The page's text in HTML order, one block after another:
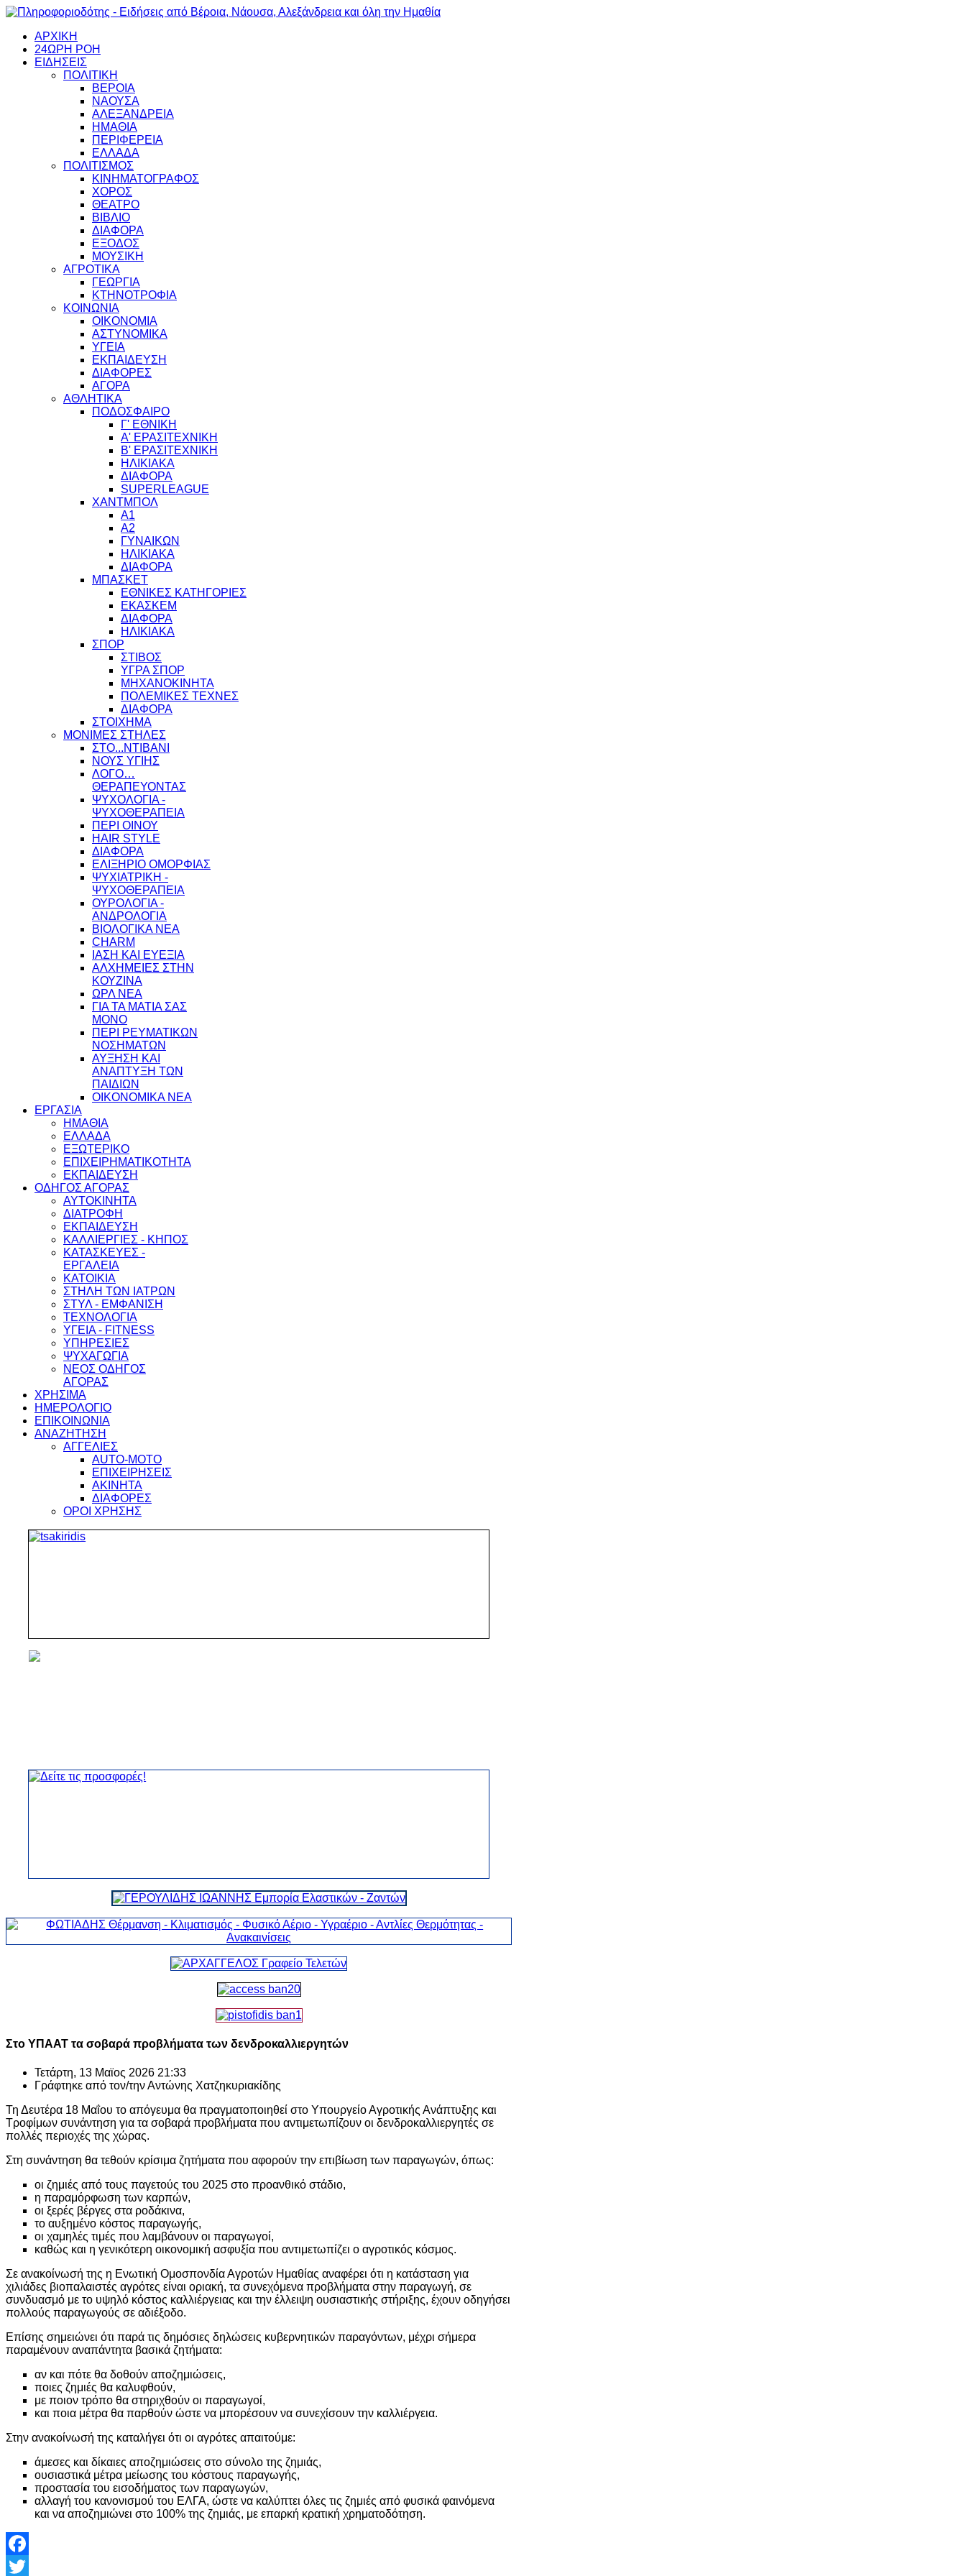
ΑΡΧΙΚΗ
24ΩΡΗ ΡΟΗ
ΕΙΔΗΣΕΙΣ
ΠΟΛΙΤΙΚΗ
ΒΕΡΟΙΑ
ΝΑΟΥΣΑ
ΑΛΕΞΑΝΔΡΕΙΑ
ΗΜΑΘΙΑ
ΠΕΡΙΦΕΡΕΙΑ
ΕΛΛΑΔΑ
ΠΟΛΙΤΙΣΜΟΣ
ΚΙΝΗΜΑΤΟΓΡΑΦΟΣ
ΧΟΡΟΣ
ΘΕΑΤΡΟ
ΒΙΒΛΙΟ
ΔΙΑΦΟΡΑ
ΕΞΟΔΟΣ
ΜΟΥΣΙΚΗ
ΑΓΡΟΤΙΚΑ
ΓΕΩΡΓΙΑ
ΚΤΗΝΟΤΡΟΦΙΑ
ΚΟΙΝΩΝΙΑ
ΟΙΚΟΝΟΜΙΑ
ΑΣΤΥΝΟΜΙΚΑ
ΥΓΕΙΑ
ΕΚΠΑΙΔΕΥΣΗ
ΔΙΑΦΟΡΕΣ
ΑΓΟΡΑ
ΑΘΛΗΤΙΚΑ
ΠΟΔΟΣΦΑΙΡΟ
Γ' ΕΘΝΙΚΗ
Α' ΕΡΑΣΙΤΕΧΝΙΚΗ
Β' ΕΡΑΣΙΤΕΧΝΙΚΗ
ΗΛΙΚΙΑΚΑ
ΔΙΑΦΟΡΑ
SUPERLEAGUE
ΧΑΝΤΜΠΟΛ
Α1
Α2
ΓΥΝΑΙΚΩΝ
ΗΛΙΚΙΑΚΑ
ΔΙΑΦΟΡΑ
ΜΠΑΣΚΕΤ
ΕΘΝΙΚΕΣ ΚΑΤΗΓΟΡΙΕΣ
ΕΚΑΣΚΕΜ
ΔΙΑΦΟΡΑ
ΗΛΙΚΙΑΚΑ
ΣΠΟΡ
ΣΤΙΒΟΣ
ΥΓΡΑ ΣΠΟΡ
ΜΗΧΑΝΟΚΙΝΗΤΑ
ΠΟΛΕΜΙΚΕΣ ΤΕΧΝΕΣ
ΔΙΑΦΟΡΑ
ΣΤΟΙΧΗΜΑ
ΜΟΝΙΜΕΣ ΣΤΗΛΕΣ
ΣΤΟ...ΝΤΙΒΑΝΙ
ΝΟΥΣ ΥΓΙΗΣ
ΛΟΓΟ…
ΘΕΡΑΠΕΥΟΝΤΑΣ
ΨΥΧΟΛΟΓΙΑ -
ΨΥΧΟΘΕΡΑΠΕΙΑ
ΠΕΡΙ ΟΙΝΟΥ
HAIR STYLE
ΔΙΑΦΟΡΑ
ΕΛΙΞΗΡΙΟ ΟΜΟΡΦΙΑΣ
ΨΥΧΙΑΤΡΙΚΗ -
ΨΥΧΟΘΕΡΑΠΕΙΑ
ΟΥΡΟΛΟΓΙΑ -
ΑΝΔΡΟΛΟΓΙΑ
ΒΙΟΛΟΓΙΚΑ ΝΕΑ
CHARM
ΙΑΣΗ ΚΑΙ ΕΥΕΞΙΑ
ΑΛΧΗΜΕΙΕΣ ΣΤΗΝ
ΚΟΥΖΙΝΑ
ΩΡΛ ΝEA
ΓΙΑ ΤΑ ΜΑΤΙΑ ΣΑΣ
ΜΟΝΟ
ΠΕΡΙ ΡΕΥΜΑΤΙΚΩΝ
ΝΟΣΗΜΑΤΩΝ
ΑΥΞΗΣΗ ΚΑΙ
ΑΝΑΠΤΥΞΗ ΤΩΝ
ΠΑΙΔΙΩΝ
ΟΙΚΟΝΟΜΙΚΑ ΝΕΑ
ΕΡΓΑΣΙΑ
ΗΜΑΘΙΑ
ΕΛΛΑΔΑ
ΕΞΩΤΕΡΙΚΟ
ΕΠΙΧΕΙΡΗΜΑΤΙΚΟΤΗΤΑ
ΕΚΠΑΙΔΕΥΣΗ
ΟΔΗΓΟΣ ΑΓΟΡΑΣ
ΑΥΤΟΚΙΝΗΤΑ
ΔΙΑΤΡΟΦΗ
ΕΚΠΑΙΔΕΥΣΗ
ΚΑΛΛΙΕΡΓΙΕΣ - ΚΗΠΟΣ
ΚΑΤΑΣΚΕΥΕΣ -
ΕΡΓΑΛΕΙΑ
ΚΑΤΟΙΚΙΑ
ΣΤΗΛΗ ΤΩΝ ΙΑΤΡΩΝ
ΣΤΥΛ - ΕΜΦΑΝΙΣΗ
ΤΕΧΝΟΛΟΓΙΑ
ΥΓΕΙΑ - FITNESS
ΥΠΗΡΕΣΙΕΣ
ΨΥΧΑΓΩΓΙΑ
ΝΕΟΣ ΟΔΗΓΟΣ
ΑΓΟΡΑΣ
ΧΡΗΣΙΜΑ
ΗΜΕΡΟΛΟΓΙΟ
ΕΠΙΚΟΙΝΩΝΙΑ
ΑΝΑΖΗΤΗΣΗ
ΑΓΓΕΛΙΕΣ
AUTO-MOTO
ΕΠΙΧΕΙΡΗΣΕΙΣ
ΑΚΙΝΗΤΑ
ΔΙΑΦΟΡΕΣ
ΟΡΟΙ ΧΡΗΣΗΣ
Στο ΥΠΑΑΤ τα σοβαρά προβλήματα των δενδροκαλλιεργητών
Τετάρτη, 13 Μαϊος 2026 21:33
Γράφτηκε από τον/τηνΑντώνης Χατζηκυριακίδης
Τη Δευτέρα 18 Μαΐου το απόγευμα θα πραγματοποιηθεί στο Υπουργείο Αγροτικής Ανάπτυξης και
Τροφίμων συνάντηση για τα σοβαρά προβλήματα που αντιμετωπίζουν οι δενδροκαλλιεργητές σε
πολλές περιοχές της χώρας.
Στη συνάντηση θα τεθούν κρίσιμα ζητήματα που αφορούν την επιβίωση των παραγωγών, όπως:
οι ζημιές από τους παγετούς του 2025 στο προανθικό στάδιο,
η παραμόρφωση των καρπών,
οι ξερές βέργες στα ροδάκινα,
το αυξημένο κόστος παραγωγής,
οι χαμηλές τιμές που λαμβάνουν οι παραγωγοί,
καθώς και η γενικότερη οικονομική ασφυξία που αντιμετωπίζει ο αγροτικός κόσμος.
Σε ανακοίνωσή της η Ενωτική Ομοσπονδία Αγροτών Ημαθίας αναφέρει ότι η κατάσταση για
χιλιάδες βιοπαλαιστές αγρότες είναι οριακή, τα συνεχόμενα προβλήματα στην παραγωγή, σε
συνδυασμό με το υψηλό κόστος καλλιέργειας και την έλλειψη ουσιαστικής στήριξης, έχουν οδηγήσει
πολλούς παραγωγούς σε αδιέξοδο.
Επίσης σημειώνει ότι παρά τις δημόσιες δηλώσεις κυβερνητικών παραγόντων, μέχρι σήμερα
παραμένουν αναπάντητα βασικά ζητήματα:
αν και πότε θα δοθούν αποζημιώσεις,
ποιες ζημιές θα καλυφθούν,
με ποιον τρόπο θα στηριχθούν οι παραγωγοί,
και ποια μέτρα θα παρθούν ώστε να μπορέσουν να συνεχίσουν την καλλιέργεια.
Στην ανακοίνωσή της καταλήγει ότι οι αγρότες απαιτούμε:
άμεσες και δίκαιες αποζημιώσεις στο σύνολο της ζημιάς,
ουσιαστικά μέτρα μείωσης του κόστους παραγωγής,
προστασία του εισοδήματος των παραγωγών,
αλλαγή του κανονισμού του ΕΛΓΑ, ώστε να καλύπτει όλες τις ζημιές από φυσικά φαινόμενα
και να αποζημιώνει στο 100% της ζημιάς, με επαρκή κρατική χρηματοδότηση.
Facebook